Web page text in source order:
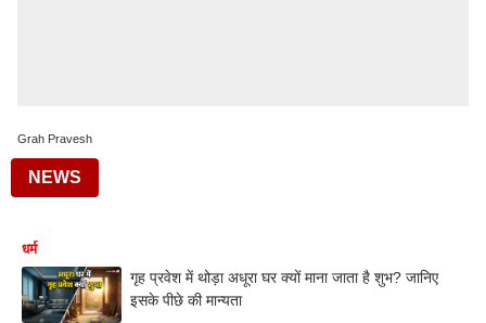
Grah Pravesh
NEWS
धर्म
गृह प्रवेश में थोड़ा अधूरा घर क्यों माना जाता है शुभ? जानिए
इसके पीछे की मान्यता